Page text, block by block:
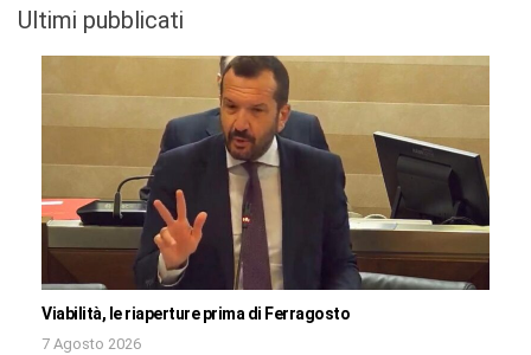
Ultimi pubblicati
Viabilità, le riaperture prima di Ferragosto
7 Agosto 2026